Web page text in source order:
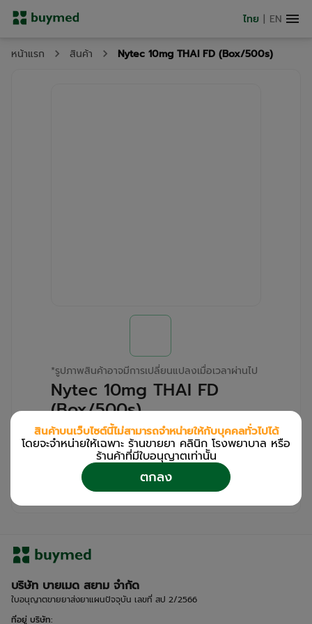
ไทย | EN
หน้าแรก สินค้า Nytec 10mg THAI FD (Box/500s)
*รูปภาพสินค้าอาจมีการเปลี่ยนแปลงเมื่อเวลาผ่านไป
Nytec 10mg THAI FD
(Box/500s)
สำหรับลูกค้าเฉพาะร้านขายยา คลินิก และโรง
พยาบาล
เข้าสู่ระบบ
เพื่อดูรายละเอียดเพิ่มเติม
บริษัท บายเมด สยาม จำกัด
ใบอนุญาตขายยาส่งยาแผนปัจจุบัน เลขที่ สป 2/2566
ที่อยู่ บริษัท:
สินค้าบนเว็บไซต์นี้ไม่สามารถจำหน่ายให้กับบุคคลทั่วไปได้
โดยจะจำหน่ายให้เฉพาะ ร้านขายยา คลินิก โรงพยาบาล หรือ
ร้านค้าที่มีใบอนุญาตเท่านััน
ตกลง